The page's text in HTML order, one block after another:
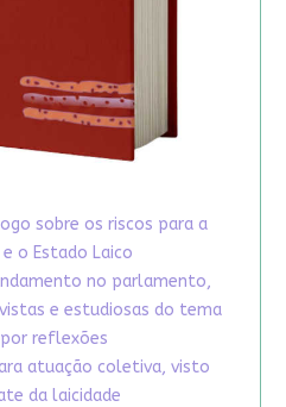
sobre os riscos para a
o Estado Laico
no parlamento,
e estudiosas do tema
reflexões
atuação coletiva, visto
da laicidade